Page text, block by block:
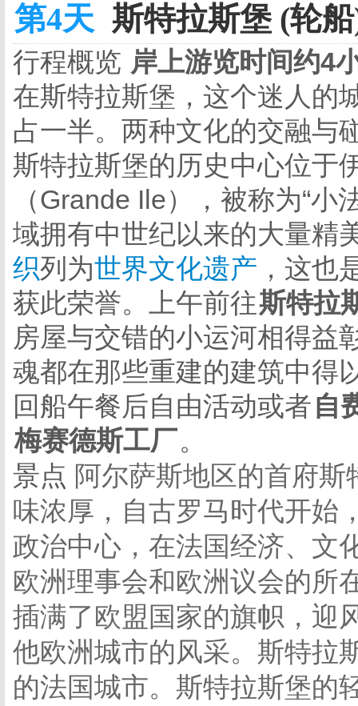
第4天 斯特拉斯堡 (轮
行程概览 岸上游览时间约4
在斯特拉斯堡，这个迷人的
占一半。两种文化的交融与
斯特拉斯堡的历史中心位于
（Grande Ile），被称为“
域拥有中世纪以来的大量精
织列为世界文化遗产 ，这也
获此荣誉。上午前往斯特拉
房屋与交错的小运河相得益
魂都在那些重建的建筑中得
回船午餐后自由活动或者自
梅赛德斯工厂。
景点 阿尔萨斯地区的首府
味浓厚，自古罗马时代开始
政治中心，在法国经济、文
欧洲理事会和欧洲议会的所
插满了欧盟国家的旗帜，迎
他欧洲城市的风采。斯特拉
的法国城市。斯特拉斯堡的